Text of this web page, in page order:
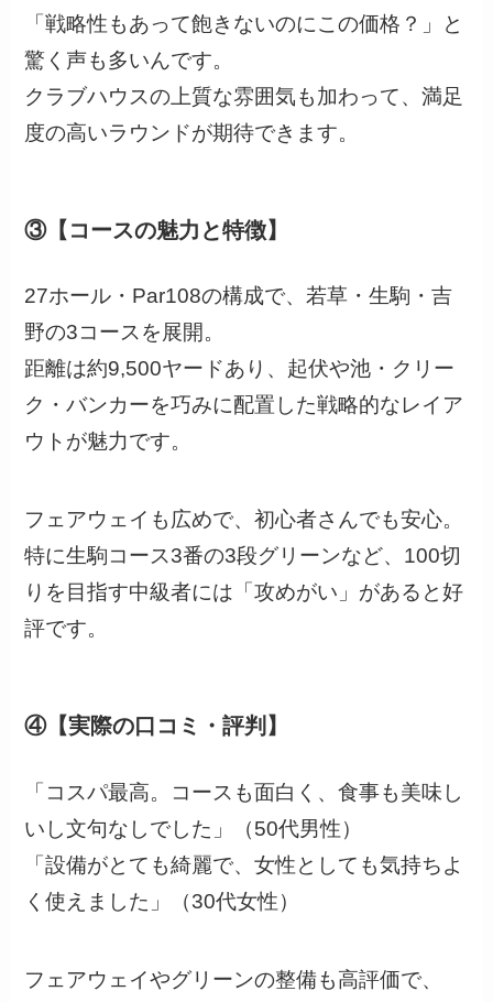
「戦略性もあって飽きないのにこの価格？」と
驚く声も多いんです。
クラブハウスの上質な雰囲気も加わって、満足
度の高いラウンドが期待できます。
③【コースの魅力と特徴】
27ホール・Par108の構成で、若草・生駒・吉
野の3コースを展開。
距離は約9,500ヤードあり、起伏や池・クリー
ク・バンカーを巧みに配置した戦略的なレイア
ウトが魅力です。
フェアウェイも広めで、初心者さんでも安心。
特に生駒コース3番の3段グリーンなど、100切
りを目指す中級者には「攻めがい」があると好
評です。
④【実際の口コミ・評判】
「コスパ最高。コースも面白く、食事も美味し
いし文句なしでした」（50代男性）
「設備がとても綺麗で、女性としても気持ちよ
く使えました」（30代女性）
フェアウェイやグリーンの整備も高評価で、